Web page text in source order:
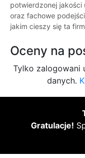
potwierdzonej jakości
oraz fachowe
jakim cieszy się ta
Oceny na
Tylko zalogowani
danych.
Gratulacje!